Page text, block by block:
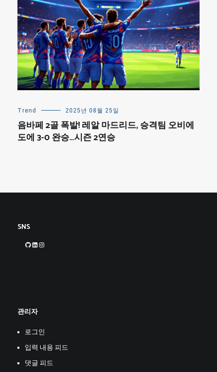
Trend 2025년 08월 25일
음바페 2골 폭발! 레알 마드리드, 승격팀 오비에
도에 3-0 완승…시즌 2연승
SNS
GitHubLinkedIn
관리자
로그인
입력 내용 피드
댓글 피드